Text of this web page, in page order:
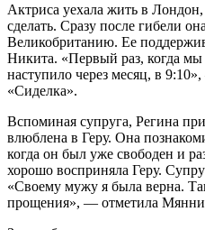
Актриса уехала жить в Лондон,
сделать. Сразу после гибели
Великобританию. Ее
Никита. «Первый раз, когда мы
наступило через месяц, в
«Сиделка».
Вспоминая супруга, Регина
влюблена в Геру. Она
когда он был уже свободен и
хорошо восприняла Геру.
«Своему мужу я была верна.
прощения», — отметила